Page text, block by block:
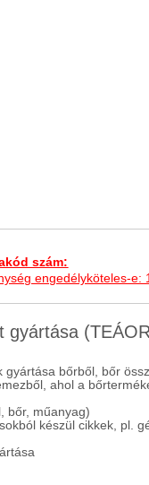
szám:
engedélyköteles-e:
gyártása
bőrből, bőr
ahol a
bőr, műanyag)
készül cikkek, pl.